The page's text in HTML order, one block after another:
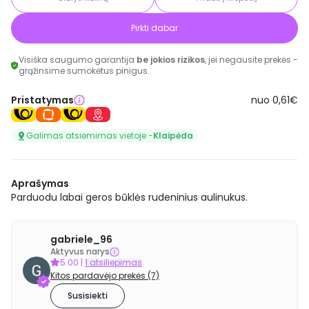
Pirkti dabar
Visiška saugumo garantija be jokios rizikos, jei negausite prekės -
grąžinsime sumokėtus pinigus.
Pristatymas nuo 0,61€
Galimas atsiėmimas vietoje -Klaipėda
Aprašymas
Parduodu labai geros būklės rudeninius aulinukus.
gabriele_96
Aktyvus narys
5.00 | 1 atsiliepimas
Kitos pardavėjo prekės (7)
Susisiekti